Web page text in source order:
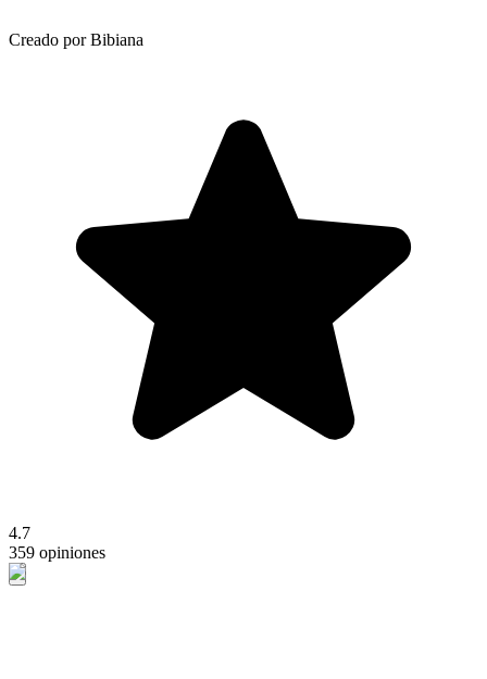
Creado por Bibiana
4.7
359 opiniones